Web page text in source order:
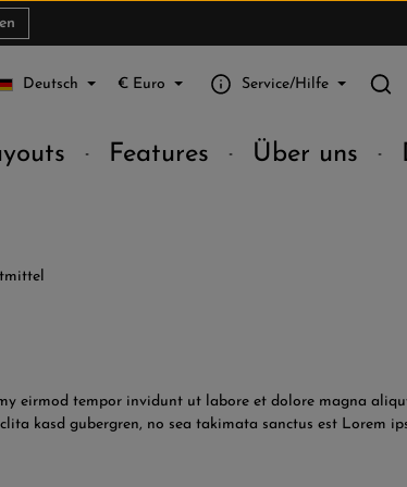
Deutsch € Euro Service/Hilfe
Features Über uns
eirmod tempor invidunt ut labore et dolore magna
kasd gubergren, no sea takimata sanctus est Lorem